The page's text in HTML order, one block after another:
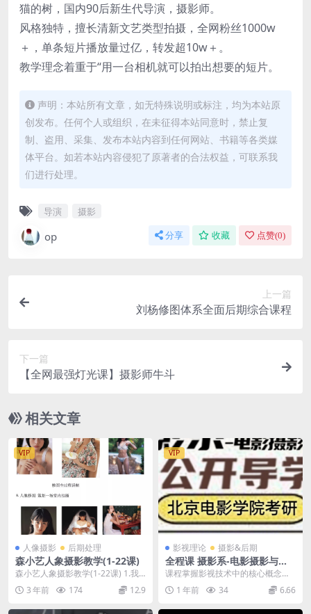
猫的树，国内90后新生代导演，摄影师。
风格独特，擅长清新文艺类型拍摄，全网粉丝1000w
＋，单条短片播放量过亿，转发超10w＋。
教学理念着重于“用一台相机就可以拍出想要的短片。
声明：本站所有文章，如无特殊说明或标注，均为本站原
创发布。任何个人或组织，在未征得本站同意时，禁止复
制、盗用、采集、发布本站内容到任何网站、书籍等各类媒
体平台。如若本站内容侵犯了原著者的合法权益，可联系我
们进行处理。
导演 摄影
op 分享 收藏 点赞(0)
上一篇
刘杨修图体系全面后期综合课程
下一篇
【全网最强灯光课】摄影师牛斗
相关文章
VIP
人像摄影 后期处理
森小艺人象摄影教学(1-22课)
森小艺人象摄影教学(1-22课) 1.我
的相机设置 2.附加课基础知识 3.数
码...3 年前 174 12.9
VIP
影视理论 摄影&后期
全程课 摄影系-电影摄影与制
作 已更新15期onew北电考研
课程掌握影视技术中的核心概念，
包括画幅格式、分辨率、帧率等基
础术语。理解不同影视...
1 年前 34 6.66